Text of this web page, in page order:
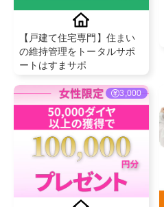
【戸建て住宅専門】住まい
の維持管理をトータルサポ
ートはすまサポ
3,000